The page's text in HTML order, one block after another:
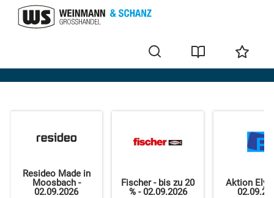
Home
Resideo Made in
Moosbach -
02.09.2026
Fischer - bis zu 20
% - 02.09.2026
Aktion